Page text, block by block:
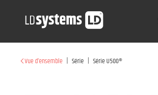
Vue d’ensemble | Série | Série U500®